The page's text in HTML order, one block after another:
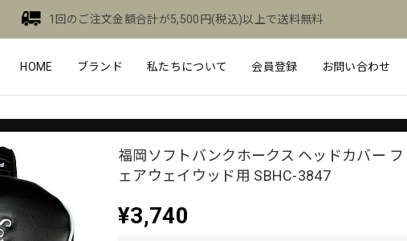
1回のご注文金額合計が5,500円(税込)以上で送料無料
HOME ブランド 私たちについて 会員登録 お問い合わせ
福岡ソフトバンクホークス ヘッドカバー フ
ェアウェイウッド用 SBHC-3847
¥3,740